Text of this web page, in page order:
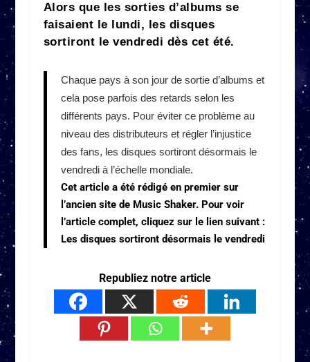
Alors que les sorties d’albums se
faisaient le lundi, les disques
sortiront le vendredi dès cet été.
Chaque pays à son jour de sortie d’albums et
cela pose parfois des retards selon les
différents pays. Pour éviter ce problème au
niveau des distributeurs et régler l’injustice
des fans, les disques sortiront désormais le
vendredi à l’échelle mondiale.
Cet article a été rédigé en premier sur
l’ancien site de Music Shaker. Pour voir
l’article complet, cliquez sur le lien suivant :
Les disques sortiront désormais le vendredi
Republiez notre article